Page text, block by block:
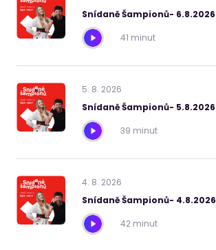
Snídaně Šampionů- 6.8.2026
41 minut
5. 8. 2026
Snídaně Šampionů- 5.8.2026
39 minut
4. 8. 2026
Snídaně Šampionů- 4.8.2026
42 minut